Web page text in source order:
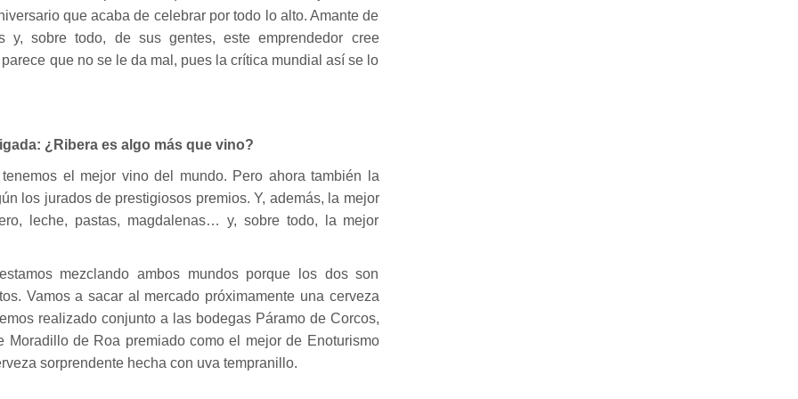
que acaba de celebrar por todo lo alto. Amante de
y, sobre todo, de sus gentes, este emprendedor cree
que no se le da mal, pues la crítica mundial así se lo
¿Ribera es algo más que vino?
el mejor vino del mundo. Pero ahora también la
los jurados de prestigiosos premios. Y, además, la mejor
leche, pastas, magdalenas… y, sobre todo, la mejor
mezclando ambos mundos porque los dos son
Vamos a sacar al mercado próximamente una cerveza
realizado conjunto a las bodegas Páramo de Corcos,
Moradillo de Roa premiado como el mejor de Enoturismo
sorprendente hecha con uva tempranillo.